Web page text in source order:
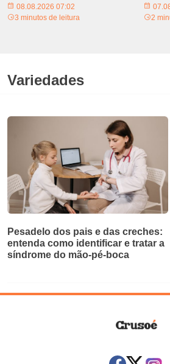
08.08.2026 07:02
3 minutos de leitura
2
Variedades
Pesadelo dos pais e das creches:
entenda como identificar e tratar a
síndrome do mão-pé-boca